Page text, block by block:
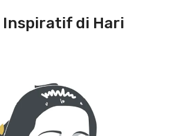
Inspiratif di Hari